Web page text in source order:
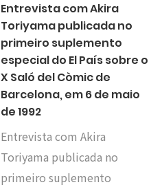
Entrevista com Akira
Toriyama publicada no
primeiro suplemento
especial do El País sobre o
X Saló del Còmic de
Barcelona, em 6 de maio
de 1992
Entrevista com Akira
Toriyama publicada no
primeiro suplemento